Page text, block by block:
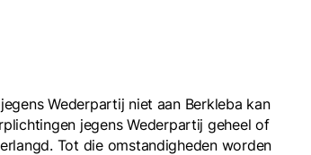
Wederpartij niet aan Berkleba kan
jegens Wederpartij geheel of
Tot die omstandigheden worden